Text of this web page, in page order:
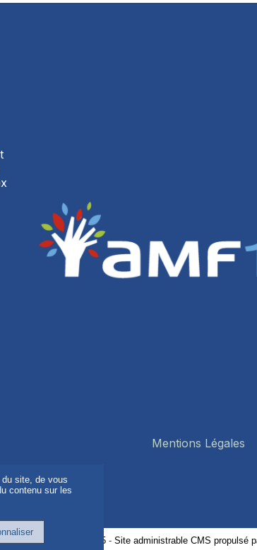
Mentions Légales
Internet réalisé par Net15 - Site administrable CMS propulsé
site, de vous
contenu sur les